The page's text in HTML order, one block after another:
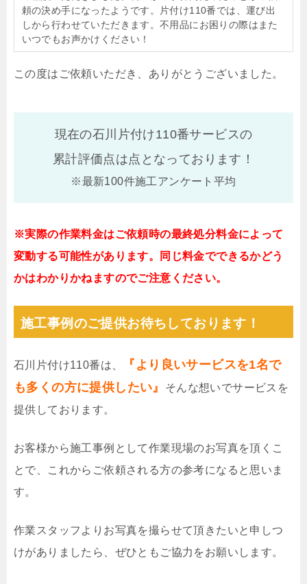
頼の決め手になったようです。片付け110番では、運び出
しから行わせていただきます。不用品にお困りの際はまた
いつでもお声かけください！
この度はご依頼いただき、ありがとうございました。
現在の石川片付け110番サービスの
累計評価点は点となっております！
※最新100件施工アンケート平均
※実際の作業料金はご依頼時の最終処分料金によって
変動する可能性があります。同じ料金でできるかどう
かはわかりかねますのでご注意ください。
施工事例のご提供お待ちしております！
石川片付け110番は、
『より良いサービスを1名で
も多くの方に提供したい』
そんな想いでサービスを
提供しております。
お客様から施工事例として作業現場のお写真を頂くこ
とで、これからご依頼される方の参考になると思いま
す。
作業スタッフよりお写真を撮らせて頂きたいと申しつ
けがありましたら、ぜひともご協力をお願いします。